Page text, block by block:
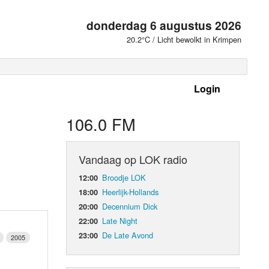
donderdag 6 augustus 2026
20.2°C / Licht bewolkt in Krimpen
Login
2005
106.0 FM
Vandaag op LOK radio
12:00 Broodje LOK
18:00 Heerlijk-Hollands
20:00 Decennium Dick
22:00 Late Night
23:00 De Late Avond